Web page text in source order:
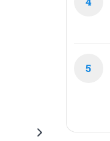
5